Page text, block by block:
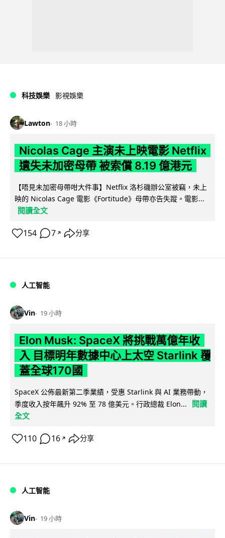
科技娛樂 影視娛樂
Lawton 18 小時
Nicolas Cage 主演未上映電影 Netflix
遺失未加密母帶 被索償 8.19 億港元
【唔見未加密母帶咁大件事】Netflix 洛杉磯辦公室被竊，未上
映的 Nicolas Cage 電影《Fortitude》母帶亦告失蹤。電影...
閱讀全文
154 7 ↗ 分享
人工智能
Vin 19 小時
Elon Musk: SpaceX 將挑戰萬億年收
入 目標明年數據中心上太空 Starlink 覆
蓋全球170國
SpaceX 公佈最新第二季業績，受惠 Starlink 與 AI 業務帶動，
季度收入按年飆升 92% 至 78 億美元。行政總裁 Elon...
閱讀
全文
110 16 ↗ 分享
人工智能
Vin 19 小時